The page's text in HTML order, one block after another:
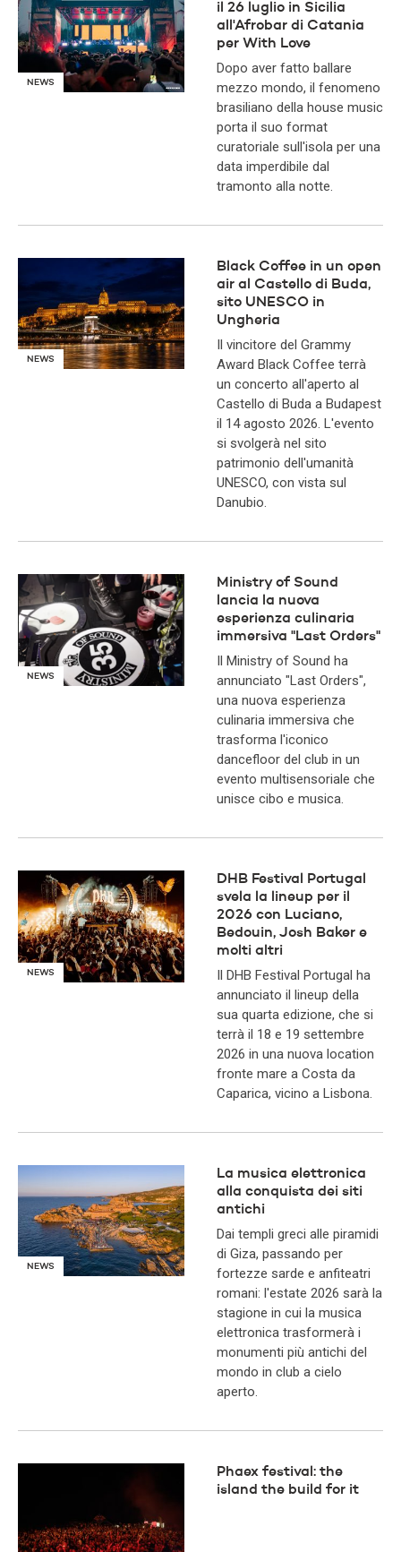
NEWS
il 26 luglio in Sicilia
all'Afrobar di Catania
per With Love
Dopo aver fatto ballare
mezzo mondo, il fenomeno
brasiliano della house music
porta il suo format
curatoriale sull'isola per una
data imperdibile dal
tramonto alla notte.
NEWS
Black Coffee in un open
air al Castello di Buda,
sito UNESCO in
Ungheria
Il vincitore del Grammy
Award Black Coffee terrà
un concerto all'aperto al
Castello di Buda a Budapest
il 14 agosto 2026. L'evento
si svolgerà nel sito
patrimonio dell'umanità
UNESCO, con vista sul
Danubio.
NEWS
Ministry of Sound
lancia la nuova
esperienza culinaria
immersiva "Last Orders"
Il Ministry of Sound ha
annunciato "Last Orders",
una nuova esperienza
culinaria immersiva che
trasforma l'iconico
dancefloor del club in un
evento multisensoriale che
unisce cibo e musica.
NEWS
DHB Festival Portugal
svela la lineup per il
2026 con Luciano,
Bedouin, Josh Baker e
molti altri
Il DHB Festival Portugal ha
annunciato il lineup della
sua quarta edizione, che si
terrà il 18 e 19 settembre
2026 in una nuova location
fronte mare a Costa da
Caparica, vicino a Lisbona.
NEWS
La musica elettronica
alla conquista dei siti
antichi
Dai templi greci alle piramidi
di Giza, passando per
fortezze sarde e anfiteatri
romani: l'estate 2026 sarà la
stagione in cui la musica
elettronica trasformerà i
monumenti più antichi del
mondo in club a cielo
aperto.
Phaex festival: the
island the build for it